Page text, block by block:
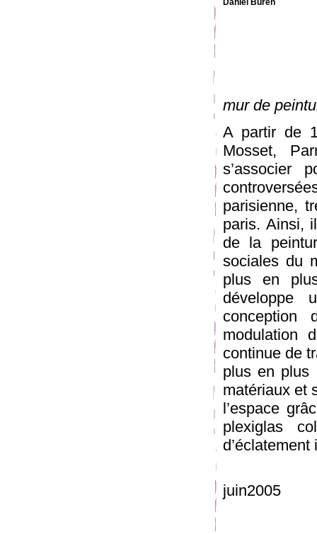
Daniel Buren
mur de
A partir de
Mosset,
s’associer
parisienne,
paris. Ainsi,
de la
sociales du
plus en
développe
conception
modulation
continue de
plus en plus
matériaux et
l’espace
plexiglas
juin2005